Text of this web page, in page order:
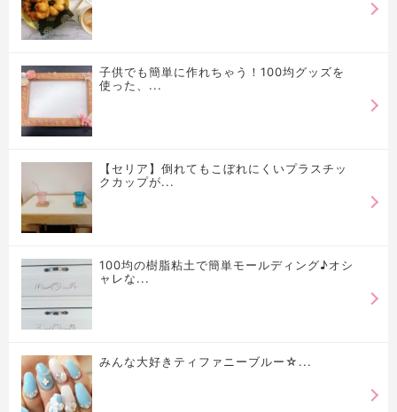
子供でも簡単に作れちゃう！100均グッズを
使った、...
【セリア】倒れてもこぼれにくいプラスチッ
クカップが...
100均の樹脂粘土で簡単モールディング♪オシ
ャレな...
みんな大好きティファニーブルー☆...